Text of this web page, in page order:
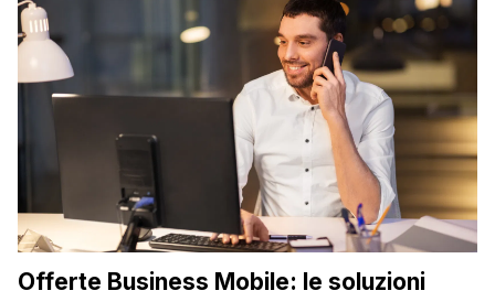
Offerte Business Mobile: le soluzioni